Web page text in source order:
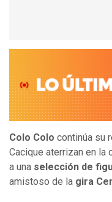
Colo Colo continúa su
Cacique aterrizan en la
a una selección de
amistoso de la gira